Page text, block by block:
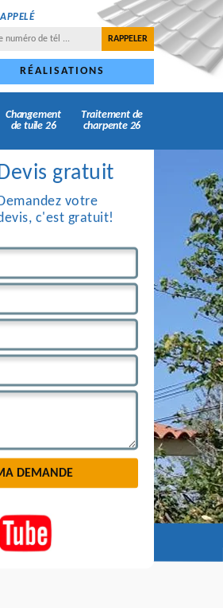
RÉALISATIONS
Changement
de tuile 26
Traitement de
charpente 26
gratuit
votre
c'est gratuit!